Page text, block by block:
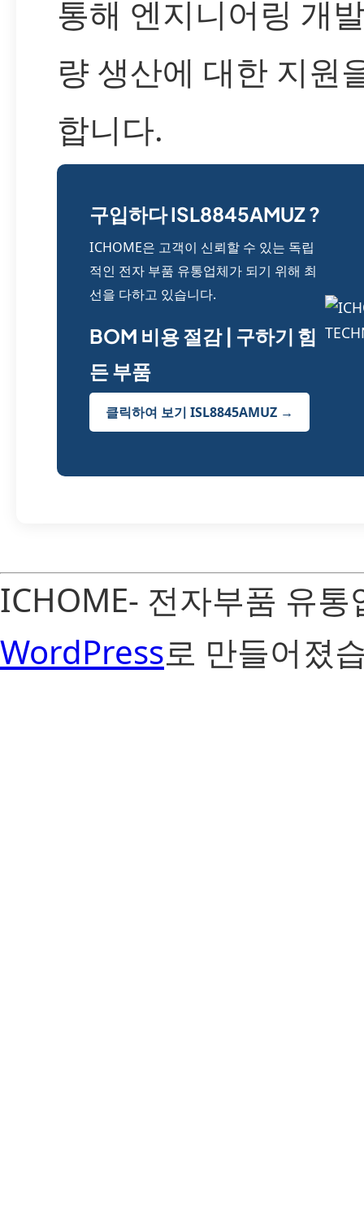
통해 엔지니어링 개
량 생산에 대한 지원
합니다.
구입하다 ISL8845AMUZ ?
ICHOME은 고객이 신뢰할 수 있는 독립
적인 전자 부품 유통업체가 되기 위해 최
선을 다하고 있습니다.
BOM 비용 절감 | 구하기 힘
든 부품
클릭하여 보기 ISL8845AMUZ →
ICHOME- 전자부품 유
WordPress로 만들어졌